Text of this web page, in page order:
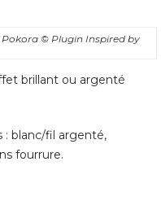
Pokora © Plugin Inspired by
brillant ou argenté
: blanc/fil argenté,
fourrure.